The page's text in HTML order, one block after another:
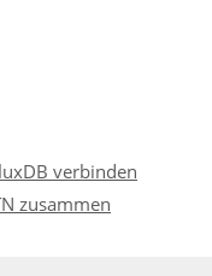
verbinden
zusammen